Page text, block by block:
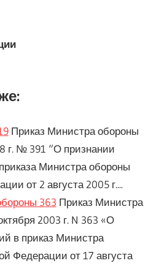
Приказ Министра обороны
г. № 391 “О признании
Министра обороны
от 2 августа 2005 г....
363 Приказ Министра
2003 г. N 363 «О
в приказ Министра
Федерации от 17 августа